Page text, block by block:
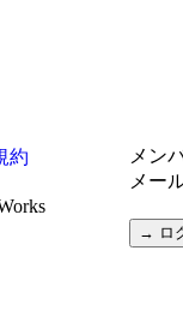
メン
メー
約